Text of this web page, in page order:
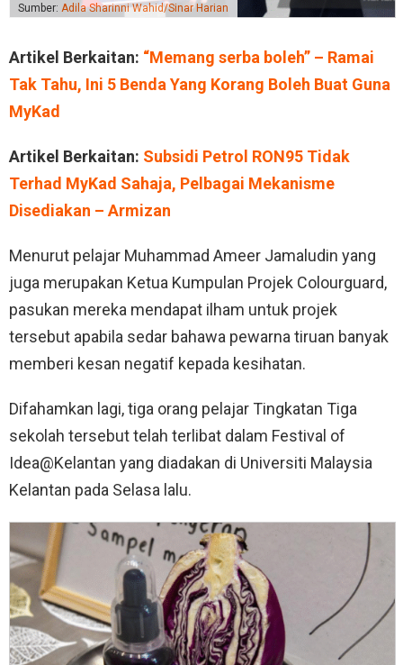
Sumber: Adila Sharinni Wahid/Sinar Harian
Artikel Berkaitan: “Memang serba boleh” – Ramai
Tak Tahu, Ini 5 Benda Yang Korang Boleh Buat Guna
MyKad
Artikel Berkaitan: Subsidi Petrol RON95 Tidak
Terhad MyKad Sahaja, Pelbagai Mekanisme
Disediakan – Armizan
Menurut pelajar Muhammad Ameer Jamaludin yang
juga merupakan Ketua Kumpulan Projek Colourguard,
pasukan mereka mendapat ilham untuk projek
tersebut apabila sedar bahawa pewarna tiruan banyak
memberi kesan negatif kepada kesihatan.
Difahamkan lagi, tiga orang pelajar Tingkatan Tiga
sekolah tersebut telah terlibat dalam Festival of
Idea@Kelantan yang diadakan di Universiti Malaysia
Kelantan pada Selasa lalu.